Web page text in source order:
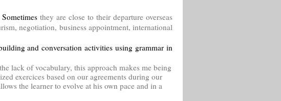
they are close to their departure overseas
negotiation, business appointment, international
and conversation activities using grammar in
lack of vocabulary, this approach makes me being
exercices based on our agreements during our
the learner to evolve at his own pace and in a